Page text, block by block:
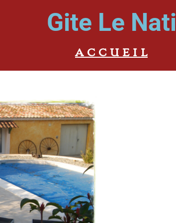
Gite Le Nati
A C C U E I L